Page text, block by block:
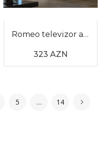
Romeo televizor altı
323 AZN
5 … 14